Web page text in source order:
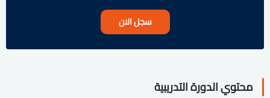
سجل الان
محتوي الدورة التدريبية